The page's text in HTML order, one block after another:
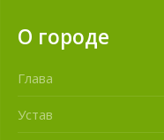
О городе
Глава
Устав